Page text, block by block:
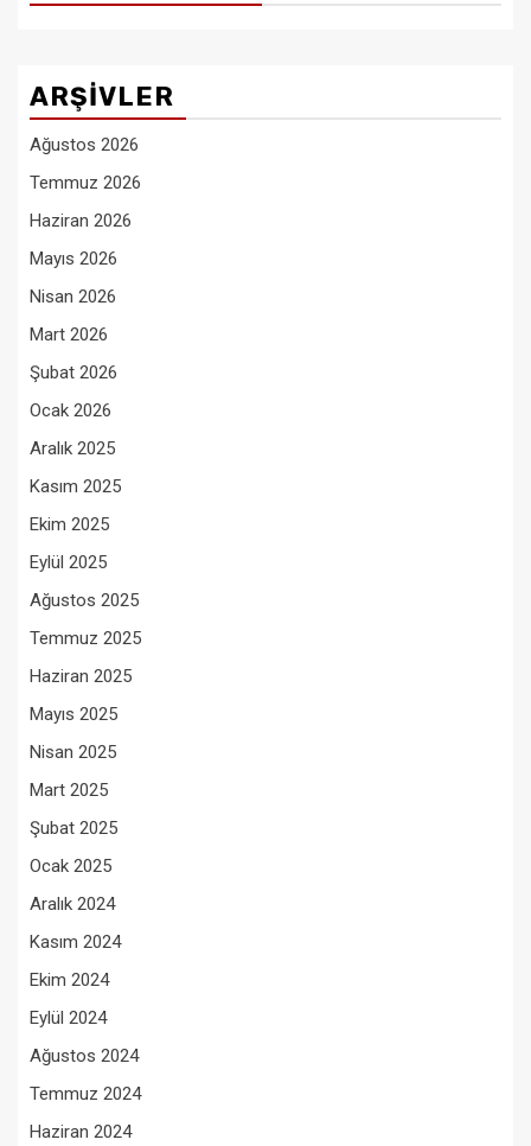
ARŞIVLER
Ağustos 2026
Temmuz 2026
Haziran 2026
Mayıs 2026
Nisan 2026
Mart 2026
Şubat 2026
Ocak 2026
Aralık 2025
Kasım 2025
Ekim 2025
Eylül 2025
Ağustos 2025
Temmuz 2025
Haziran 2025
Mayıs 2025
Nisan 2025
Mart 2025
Şubat 2025
Ocak 2025
Aralık 2024
Kasım 2024
Ekim 2024
Eylül 2024
Ağustos 2024
Temmuz 2024
Haziran 2024